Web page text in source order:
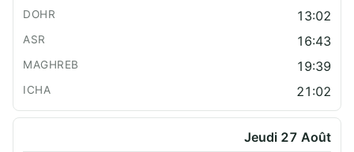
13:02
16:43
19:39
21:02
Jeudi 27 Août